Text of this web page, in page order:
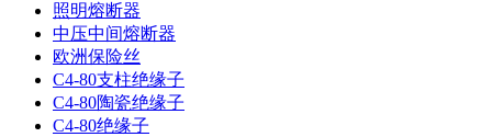
照明熔断器
中压中间熔断器
欧洲保险丝
C4-80支柱绝缘子
C4-80陶瓷绝缘子
C4-80绝缘子